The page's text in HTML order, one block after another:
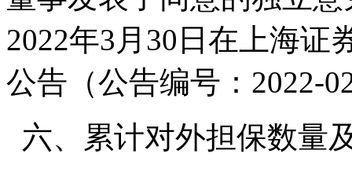
2022年3月30日在上海证
公告（公告编号：2022-
六、累计对外担保数量